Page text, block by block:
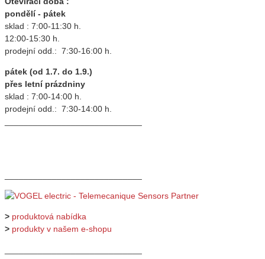
pondělí - pátek
sklad : 7:00-11:30 h.
12:00-15:30 h.
prodejní odd.: 7:30-16:00 h.
pátek (od 1.7. do 1.9.)
přes letní prázdniny
sklad : 7:00-14:00 h.
prodejní odd.: 7:30-14:00 h.
> produktová nabídka
> produkty v našem e-shopu